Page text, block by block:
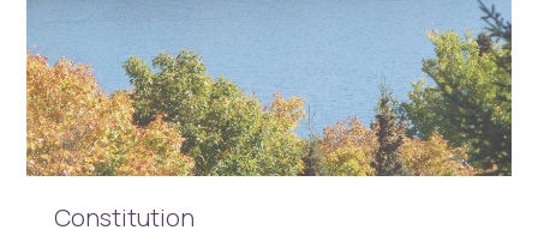
Constitution